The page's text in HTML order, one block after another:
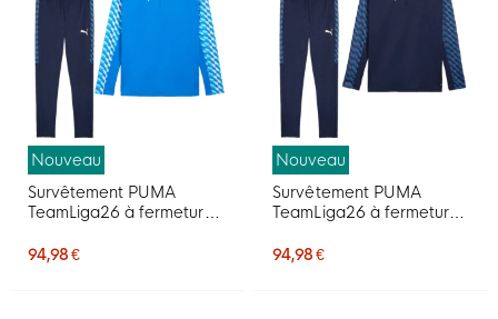
Nouveau
Survêtement PUMA
TeamLiga26 à fermeture
foncé
94,98 €
Nouveau
Survêtement PUMA
TeamLiga26 à fermeture
94,98 €